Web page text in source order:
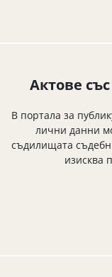
Актове
В портала за
лични данни
съдилищата
изисква